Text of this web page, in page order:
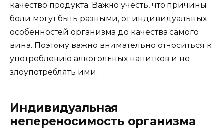
качество продукта. Важно учесть, что причины
боли могут быть разными, от индивидуальных
особенностей организма до качества самого
вина. Поэтому важно внимательно относиться к
употреблению алкогольных напитков и не
злоупотреблять ими.
Индивидуальная
непереносимость организма